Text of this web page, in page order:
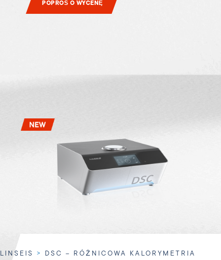
POPROŚ O WYCENĘ
LINSEIS >
DSC – RÓŻNICOWA KALORYMETRIA